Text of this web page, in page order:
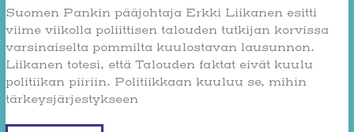
Suomen Pankin pääjohtaja Erkki Liikanen esitti
viime viikolla poliittisen talouden tutkijan korvissa
varsinaiselta pommilta kuulostavan lausunnon.
Liikanen totesi, että Talouden faktat eivät kuulu
politiikan piiriin. Politiikkaan kuuluu se, mihin
tärkeysjärjestykseen